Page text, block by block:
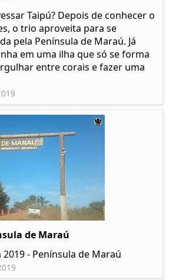
Taipú? Depois de conhecer o
o trio aproveita para se
pela Península de Maraú. Já
em uma ilha que só se forma
entre corais e fazer uma
de Maraú
2019 - Península de Maraú